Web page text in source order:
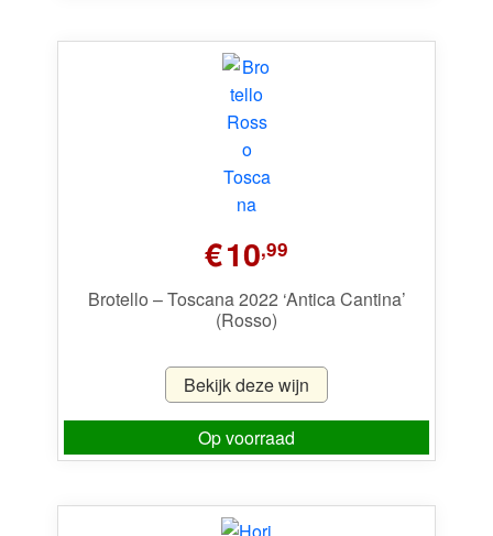
€10,99
Brotello – Toscana 2022 ‘Antica Cantina’
(Rosso)
Bekijk deze wijn
Op voorraad